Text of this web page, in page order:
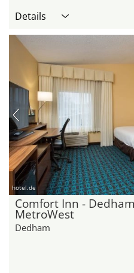
Details
hotel.de
Comfort Inn -
MetroWest
Dedham